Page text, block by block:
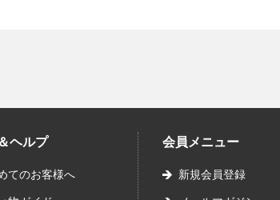
ヘルプ
てのお客様へ
会員メニュー
新規会員登録